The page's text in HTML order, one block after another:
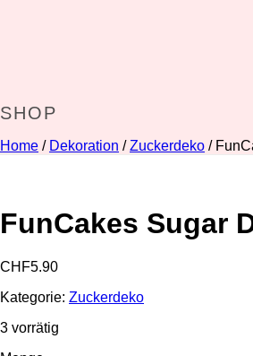
SHOP
Home / Dekoration /Zuckerdeko /
FunCakes Sugar
CHF5.90
Kategorie: Zuckerdeko
3 vorrätig